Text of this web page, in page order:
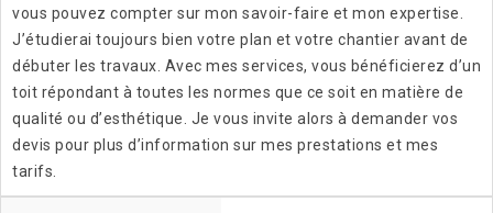
vous pouvez compter sur mon savoir-faire et mon expertise.
J’étudierai toujours bien votre plan et votre chantier avant de
débuter les travaux. Avec mes services, vous bénéficierez d’un
toit répondant à toutes les normes que ce soit en matière de
qualité ou d’esthétique. Je vous invite alors à demander vos
devis pour plus d’information sur mes prestations et mes
tarifs.